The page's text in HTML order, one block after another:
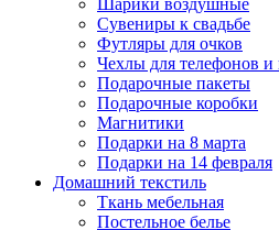
Шарики воздушные
Сувениры к свадьбе
Футляры для очков
Чехлы для телефонов и
Подарочные пакеты
Подарочные коробки
Магнитики
Подарки на 8 марта
Подарки на 14 февраля
Домашний текстиль
Ткань мебельная
Постельное белье